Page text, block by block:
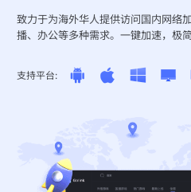
致力于为海外华人提供访问国内网络
播、办公等多种需求。一键加速，极
支持平台: